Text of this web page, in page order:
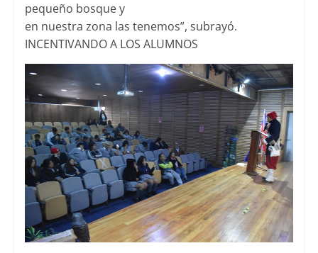
pequeño bosque y
en nuestra zona las tenemos”, subrayó.
INCENTIVANDO A LOS ALUMNOS